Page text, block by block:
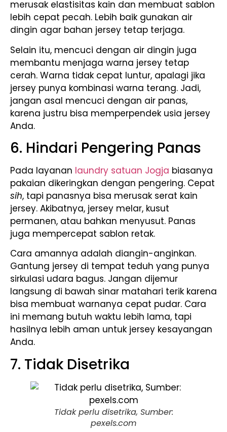
merusak elastisitas kain dan membuat sablon
lebih cepat pecah. Lebih baik gunakan air
dingin agar bahan jersey tetap terjaga.
Selain itu, mencuci dengan air dingin juga
membantu menjaga warna jersey tetap
cerah. Warna tidak cepat luntur, apalagi jika
jersey punya kombinasi warna terang. Jadi,
jangan asal mencuci dengan air panas,
karena justru bisa memperpendek usia jersey
Anda.
6. Hindari Pengering Panas
Pada layanan laundry satuan Jogja biasanya
pakaian dikeringkan dengan pengering. Cepat
sih, tapi panasnya bisa merusak serat kain
jersey. Akibatnya, jersey melar, kusut
permanen, atau bahkan menyusut. Panas
juga mempercepat sablon retak.
Cara amannya adalah diangin-anginkan.
Gantung jersey di tempat teduh yang punya
sirkulasi udara bagus. Jangan dijemur
langsung di bawah sinar matahari terik karena
bisa membuat warnanya cepat pudar. Cara
ini memang butuh waktu lebih lama, tapi
hasilnya lebih aman untuk jersey kesayangan
Anda.
7. Tidak Disetrika
Tidak perlu disetrika, Sumber:
pexels.com